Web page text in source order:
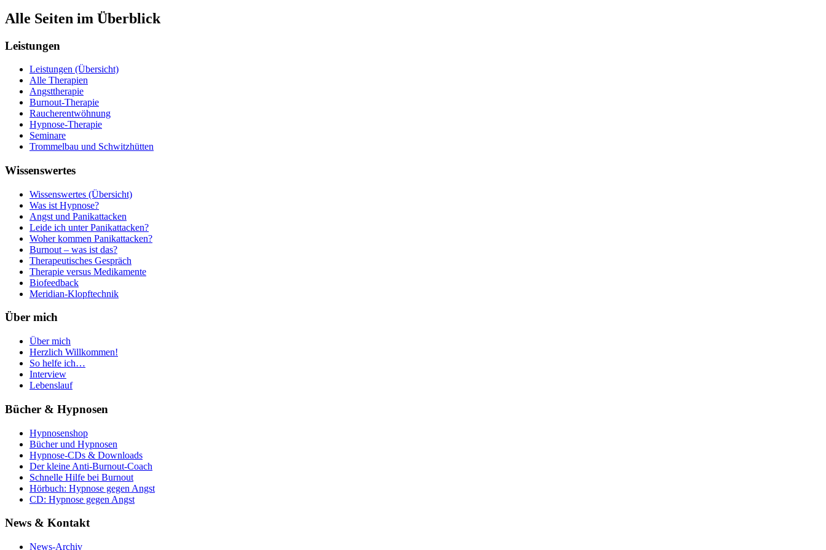
Alle Seiten im Überblick
Leistungen
Leistungen (Übersicht)
Alle Therapien
Angsttherapie
Burnout-Therapie
Raucherentwöhnung
Hypnose-Therapie
Seminare
Trommelbau und Schwitzhütten
Wissenswertes
Wissenswertes (Übersicht)
Was ist Hypnose?
Angst und Panikattacken
Leide ich unter Panikattacken?
Woher kommen Panikattacken?
Burnout – was ist das?
Therapeutisches Gespräch
Therapie versus Medikamente
Biofeedback
Meridian-Klopftechnik
Über mich
Über mich
Herzlich Willkommen!
So helfe ich…
Interview
Lebenslauf
Bücher & Hypnosen
Hypnosenshop
Bücher und Hypnosen
Hypnose-CDs & Downloads
Der kleine Anti-Burnout-Coach
Schnelle Hilfe bei Burnout
Hörbuch: Hypnose gegen Angst
CD: Hypnose gegen Angst
News & Kontakt
News-Archiv